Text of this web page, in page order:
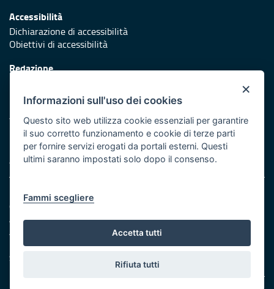
Accessibilità
Dichiarazione di accessibilità
Obiettivi di accessibilità
Redazione
Protezione civile
Vai al sito di Protezione Civile Puglia
Iniziativa finanziata con risorse del POR Puglia 2014/2020 -
Asse XI
Note legali
Cookie e privacy
Amministrazione trasparente
Atti di notifica
Feed RSS
Servizi Intranet
×
Informazioni sull'uso dei cookies
Questo sito web utilizza cookie essenziali per garantire
il suo corretto funzionamento e cookie di terze parti
per fornire servizi erogati da portali esterni. Questi
ultimi saranno impostati solo dopo il consenso.
Fammi scegliere
Accetta tutti
Rifiuta tutti